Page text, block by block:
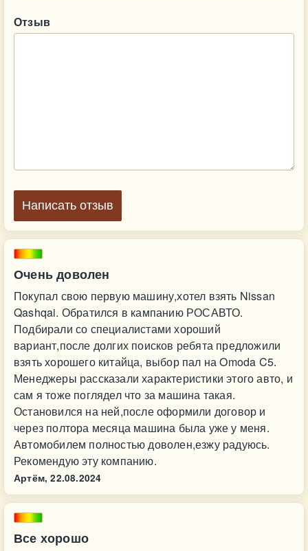
Очень доволен
Покупал свою первую машину,хотел взять Nissan
Qashqai. Обратился в кампанию РОСАВТО.
Подбирали со специалистами хороший
вариант,после долгих поисков ребята предложили
взять хорошего китайца, выбор пал на Omoda C5.
Менеджеры рассказали характеристики этого авто, и
сам я тоже поглядел что за машина такая.
Остановился на ней,после оформили договор и
через полтора месяца машина была уже у меня.
Автомобилем полностью доволен,езжу радуюсь.
Рекомендую эту компанию.
Артём, 22.08.2024
Все хорошо
Отзыв
Написать отзыв